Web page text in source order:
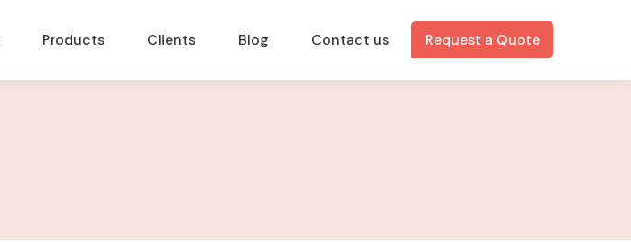
Products Clients Blog Contact us Request a Quote